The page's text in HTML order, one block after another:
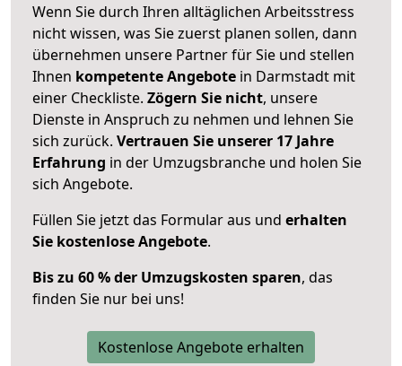
Wenn Sie durch Ihren alltäglichen Arbeitsstress
nicht wissen, was Sie zuerst planen sollen, dann
übernehmen unsere Partner für Sie und stellen
Ihnen kompetente Angebote in Darmstadt mit
einer Checkliste. Zögern Sie nicht, unsere
Dienste in Anspruch zu nehmen und lehnen Sie
sich zurück. Vertrauen Sie unserer 17 Jahre
Erfahrung in der Umzugsbranche und holen Sie
sich Angebote.
Füllen Sie jetzt das Formular aus und erhalten
Sie kostenlose Angebote.
Bis zu 60 % der Umzugskosten sparen, das
finden Sie nur bei uns!
Kostenlose Angebote erhalten